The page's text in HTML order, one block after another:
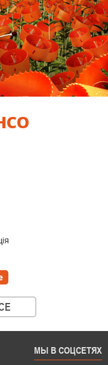
МЫ В СОЦСЕТЯХ